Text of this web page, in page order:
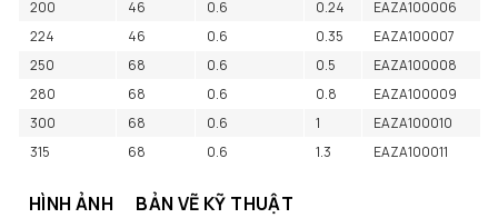
200
46 0.6 0.24
EAZA100006
224
46 0.6 0.35
EAZA100007
250
68 0.6 0.5
EAZA100008
280
68 0.6 0.8
EAZA100009
300
68 0.6 1
EAZA100010
315
68 0.6 1.3 EAZA100011
HÌNH ẢNH BẢN VẼ KỸ THUẬT